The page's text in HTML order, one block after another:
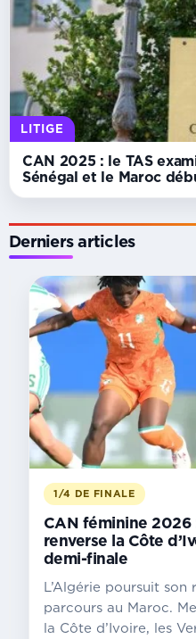
LITIGE
CAN 2025 : le TAS
Sénégal et le Maroc
Derniers articles
DOMICILE
CAN
féminine
2026 :
Le
Maroc
renvoie
l’Afrique
du
Sud
bercail
file
demi-
finale
1/4 DE FINALE
CAN féminine 2026
renverse la Côte
demi-finale
L’Algérie poursuit son
parcours au Maroc.
la Côte d’Ivoire, les